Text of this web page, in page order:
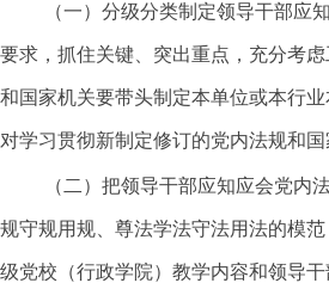
（一）分级分类制定领导干部
要求，抓住关键、突出重点，充分考
和国家机关要带头制定本单位或本行
对学习贯彻新制定修订的党内法规和
（二）把领导干部应知应会党
规守规用规、尊法学法守法用法的模
级党校（行政学院）教学内容和领导